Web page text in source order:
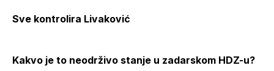
Sve kontrolira Livaković
Kakvo je to neodrživo stanje u zadarskom HDZ-u?